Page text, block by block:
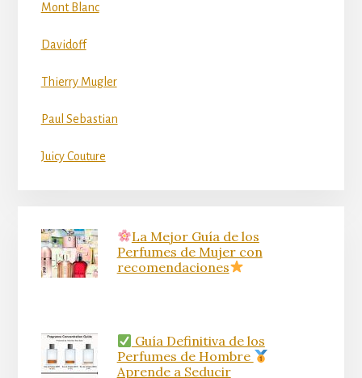
Mont Blanc
Davidoff
Thierry Mugler
Paul Sebastian
Juicy Couture
La Mejor Guía de los
Perfumes de Mujer con
recomendaciones
Guía Definitiva de los
Perfumes de Hombre
Aprende a Seducir